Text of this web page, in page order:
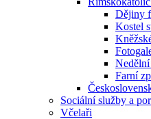
Dějiny
Kostel
Nedělní
Farní
Sociální služby a
Včelaři